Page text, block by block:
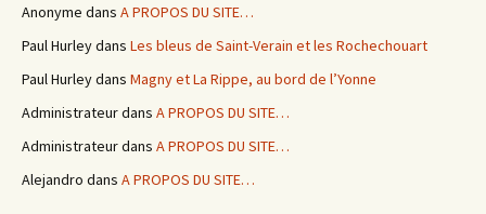
Anonyme dans A PROPOS DU SITE…
Paul Hurleydans Les bleus de Saint-Verain et les Rochechouart
Paul Hurleydans Magny et La Rippe, au bord de l’Yonne
Administrateurdans A PROPOS DU SITE…
Administrateurdans A PROPOS DU SITE…
Alejandro dans A PROPOS DU SITE…